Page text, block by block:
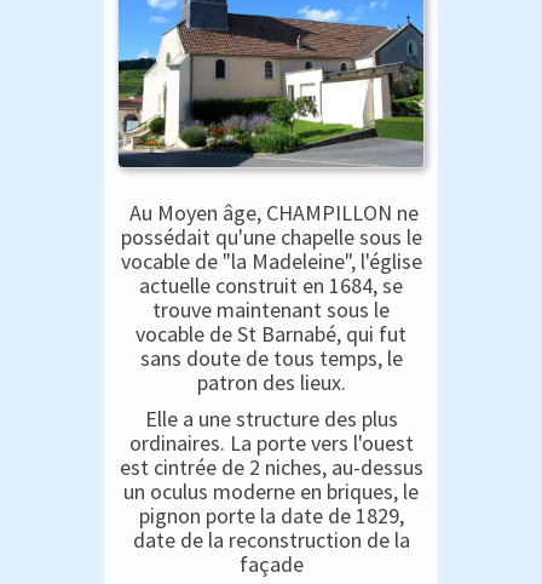
Au Moyen âge, CHAMPILLON ne
possédait qu'une chapelle sous le
vocable de "la Madeleine", l'église
actuelle construit en 1684, se
trouve maintenant sous le
vocable de St Barnabé, qui fut
sans doute de tous temps, le
patron des lieux.
Elle a une structure des plus
ordinaires. La porte vers l'ouest
est cintrée de 2 niches, au-dessus
un oculus moderne en briques, le
pignon porte la date de 1829,
date de la reconstruction de la
façade